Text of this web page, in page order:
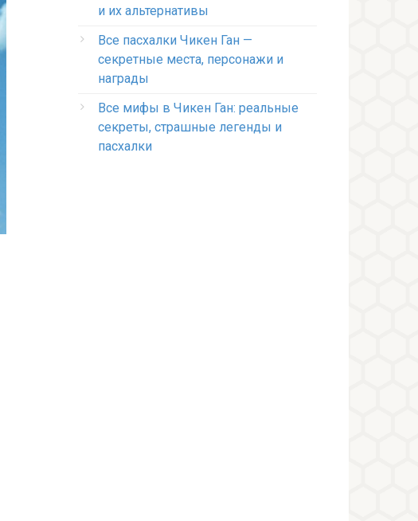
и их альтернативы
Все пасхалки Чикен Ган —
секретные места, персонажи и
награды
Все мифы в Чикен Ган: реальные
секреты, страшные легенды и
пасхалки